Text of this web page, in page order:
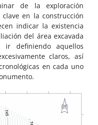
de la exploración
en la construcción
indicar la existencia
del área excavada
ir definiendo aquellos
claros, así
en cada uno